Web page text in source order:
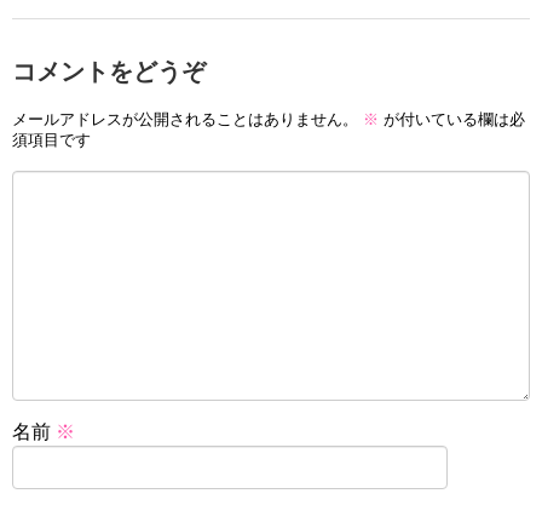
コメントをどうぞ
メールアドレスが公開されることはありません。 ※ が付いている欄は必
須項目です
名前 ※